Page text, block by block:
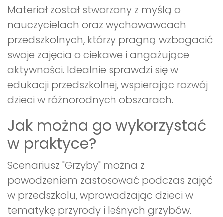
Materiał został stworzony z myślą o
nauczycielach oraz wychowawcach
przedszkolnych, którzy pragną wzbogacić
swoje zajęcia o ciekawe i angażujące
aktywności. Idealnie sprawdzi się w
edukacji przedszkolnej, wspierając rozwój
dzieci w różnorodnych obszarach.
Jak można go wykorzystać
w praktyce?
Scenariusz "Grzyby" można z
powodzeniem zastosować podczas zajęć
w przedszkolu, wprowadzając dzieci w
tematykę przyrody i leśnych grzybów.